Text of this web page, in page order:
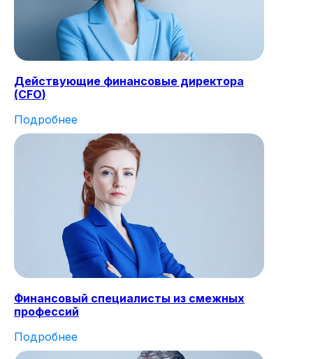
Действующие финансовые директора
(CFO)
Подробнее
Финансовый специалисты из смежных
профессий
Подробнее